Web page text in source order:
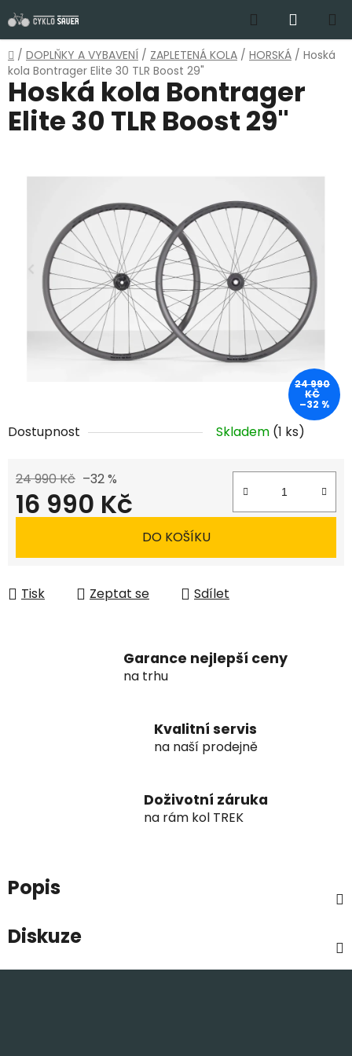
na
obsah
Hledat
KOŠÍK
Domů
/ DOPLŇKY A VYBAVENÍ / ZAPLETENÁ KOLA / HORSKÁ / Hoská
kola Bontrager Elite 30 TLR Boost 29"
Dostupnost Skladem (1 ks)
24 990 Kč –32 %
16 990 Kč
DO KOŠÍKU
Tisk Zeptat se Sdílet
Hoská kola Bontrager
Elite 30 TLR Boost 29"
24 990
KČ
–32 %
Garance nejlepší ceny
na trhu
Kvalitní servis
na naší prodejně
Doživotní záruka
na rám kol TREK
Popis
Diskuze